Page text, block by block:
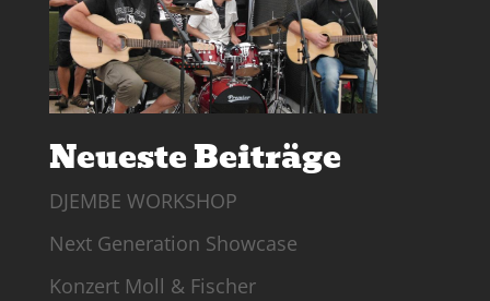
Neueste Beiträge
DJEMBE WORKSHOP
Next Generation Showcase
Konzert Moll & Fischer